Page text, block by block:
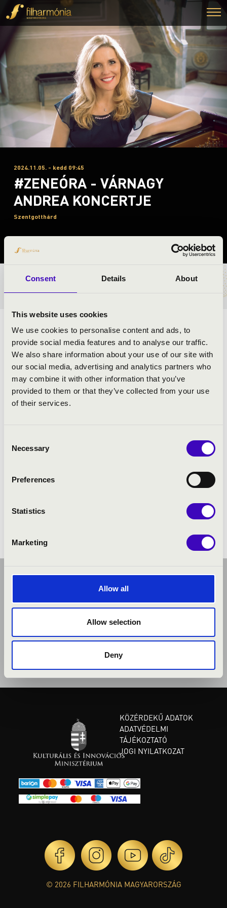
Consent Details About
This website uses cookies
We use cookies to personalise content and ads, to
provide social media features and to analyse our traffic.
We also share information about your use of our site with
our social media, advertising and analytics partners who
may combine it with other information that you’ve
provided to them or that they’ve collected from your use
of their services.
Selection
Necessary
Preferences
Statistics
Marketing
Allow all
Allow selection
Deny
2024.11.05. - kedd 09:45
#ZENEÓRA - VÁRNAGY
ANDREA KONCERTJE
Szentgotthárd
Vár nagyAndrea zongorakoncertjének célja, hogy a
gyerekekhez is közel juttassa a klasszikus zenét –
játékos, szórakoztató, szívet- és képzeletet megmozgató
formában. Rövid, négykezes karakterdarabok, magyar
költők verseivel összekapcsolva adják a koncert
gerincét (sokszor kortárs költőknek is teret adva). A
zongoraműveket olyan karakterben, témában hasonló
hangjegyek mögötti titokzatos és csodálatos világ.
ELŐADÓK:
KÖZÉRDEKŰ ADATOK
ADATVÉDELMI
TÁJÉKOZTATÓ
JOGI NYILATKOZAT
© 2026 FILHARMÓNIA MAGYARORSZÁG